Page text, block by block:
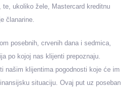
te, ukoliko žele, Mastercard kreditnu
članarine.
posebnih, crvenih dana i sedmica,
po kojoj nas klijenti prepoznaju.
našim klijentima pogodnosti koje će im
situaciju. Ovaj put uz poseban